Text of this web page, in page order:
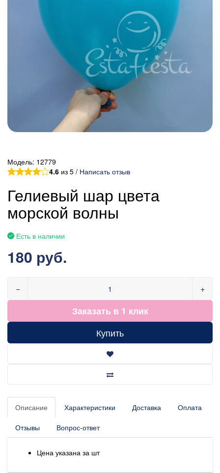
Модель: 12779
4.6 из 5 / Написать отзыв
Гелиевый шар цвета
морской волны
Есть в наличии
180 руб.
− +
Заказать в 1 клик
Купить
Описание Характеристики Доставка Оплата
Отзывы Вопрос-ответ
Цена указана за шт